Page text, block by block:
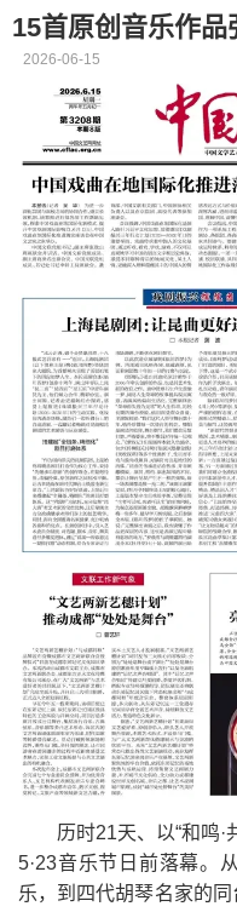
15首原创音乐作
2026-06-15
历时21天、以“和鸣
5·23音乐节日前落幕。
乐，到四代胡琴名家的